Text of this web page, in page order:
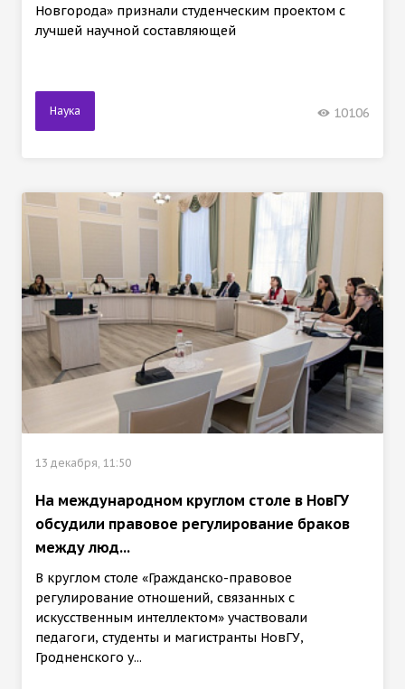
Новгорода» признали студенческим проектом с
лучшей научной составляющей
Наука 10106
13 декабря, 11:50
На международном круглом столе в НовГУ
обсудили правовое регулирование браков
между люд...
В круглом столе «Гражданско-правовое
регулирование отношений, связанных с
искусственным интеллектом» участвовали
педагоги, студенты и магистранты НовГУ,
Гродненского у...